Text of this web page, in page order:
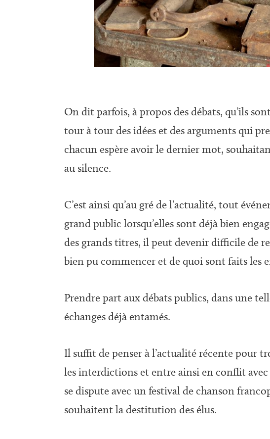
On dit parfois, à propos des débats, qu’ils
tour à tour des idées et des arguments qui
chacun espère avoir le dernier mot,
au silence.
C’est ainsi qu’au gré de l’actualité, tout
grand public lorsqu’elles sont déjà bien
des grands titres, il peut devenir difficile de
bien pu commencer et de quoi sont faits les
Prendre part aux débats publics, dans une
échanges déjà entamés.
Il suffit de penser à l’actualité récente pour
les interdictions et entre ainsi en conflit
se dispute avec un festival de chanson
souhaitent la destitution des élus.